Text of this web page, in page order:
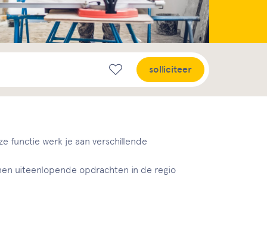
solliciteer
functie werk je aan verschillende
uiteenlopende opdrachten in de regio